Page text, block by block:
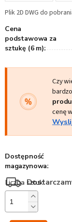
Cena
podstawowa za
sztukę (6 m):
Czy
cenę
Dostępność
magazynowa: